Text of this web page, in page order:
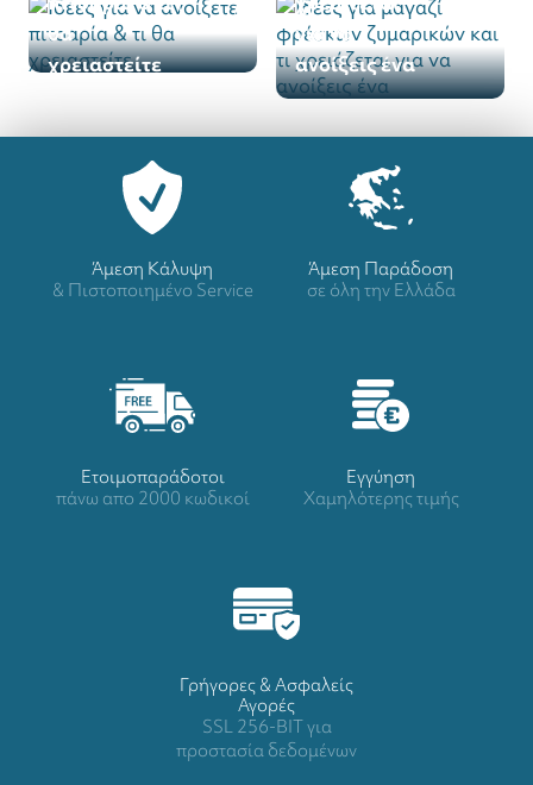
θα
χρειαστείτε
για να
ανοίξεις ένα
Άμεση Κάλυψη
& Πιστοποιημένο Service
Άμεση Παράδοση
σε όλη την Ελλάδα
Ετοιμοπαράδοτοι
πάνω απο 2000 κωδικοί
Eγγύηση
Χαμηλότερης τιμής
Γρήγορες & Ασφαλείς
Αγορές
SSL 256-BIT για
προστασία δεδομένων